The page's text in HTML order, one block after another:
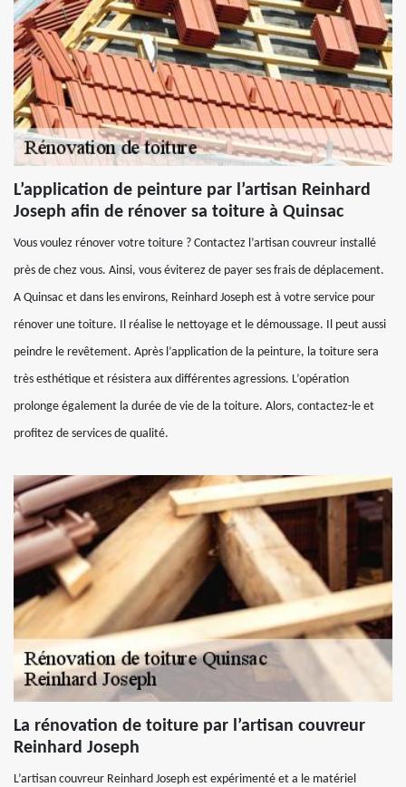
L’application de peinture par l’artisan Reinhard
Joseph afin de rénover sa toiture à Quinsac
Vous voulez rénover votre toiture ? Contactez l’artisan couvreur installé
près de chez vous. Ainsi, vous éviterez de payer ses frais de déplacement.
A Quinsac et dans les environs, Reinhard Joseph est à votre service pour
rénover une toiture. Il réalise le nettoyage et le démoussage. Il peut aussi
peindre le revêtement. Après l’application de la peinture, la toiture sera
très esthétique et résistera aux différentes agressions. L’opération
prolonge également la durée de vie de la toiture. Alors, contactez-le et
profitez de services de qualité.
La rénovation de toiture par l’artisan couvreur
Reinhard Joseph
L’artisan couvreur Reinhard Joseph est expérimenté et a le matériel